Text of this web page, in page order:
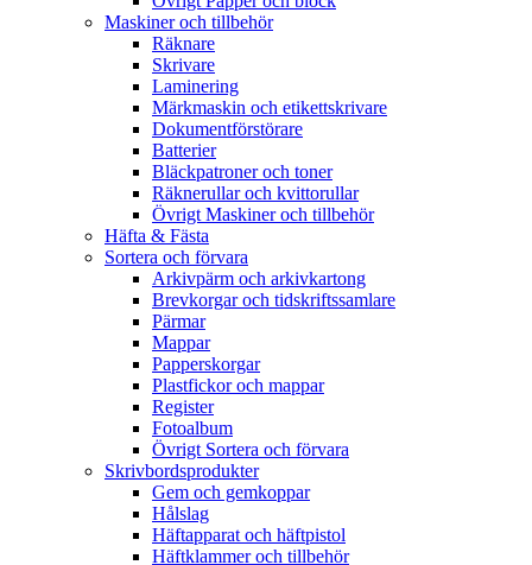
Maskiner och tillbehör
Räknare
Skrivare
Laminering
Märkmaskin och etikettskrivare
Dokumentförstörare
Batterier
Bläckpatroner och toner
Räknerullar och kvittorullar
Övrigt Maskiner och tillbehör
Häfta & Fästa
Sortera och förvara
Arkivpärm och arkivkartong
Brevkorgar och tidskriftssamlare
Pärmar
Mappar
Papperskorgar
Plastfickor och mappar
Register
Fotoalbum
Övrigt Sortera och förvara
Skrivbordsprodukter
Gem och gemkoppar
Hålslag
Häftapparat och häftpistol
Häftklammer och tillbehör